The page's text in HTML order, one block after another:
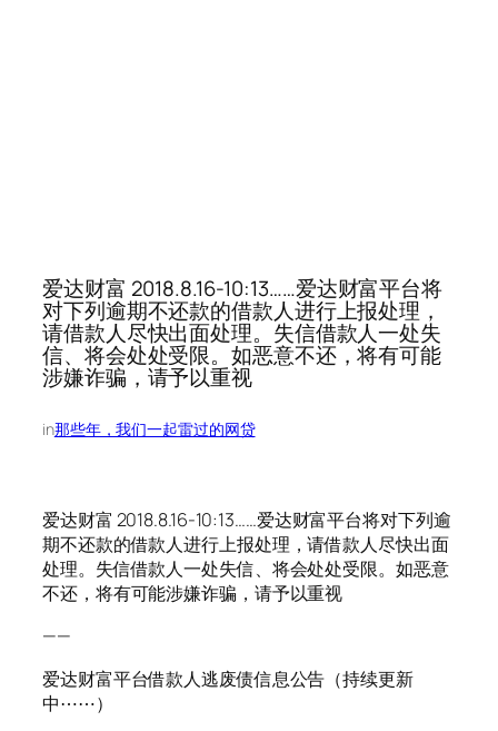
爱达财富 2018.8.16-10:13……爱达财富平台将
对下列逾期不还款的借款人进行上报处理，
请借款人尽快出面处理。失信借款人一处失
信、将会处处受限。如恶意不还，将有可能
涉嫌诈骗，请予以重视
in那些年，我们一起雷过的网贷
爱达财富 2018.8.16-10:13……爱达财富平台将对下列逾
期不还款的借款人进行上报处理，请借款人尽快出面
处理。失信借款人一处失信、将会处处受限。如恶意
不还，将有可能涉嫌诈骗，请予以重视
——
爱达财富平台借款人逃废债信息公告（持续更新
中⋯⋯）